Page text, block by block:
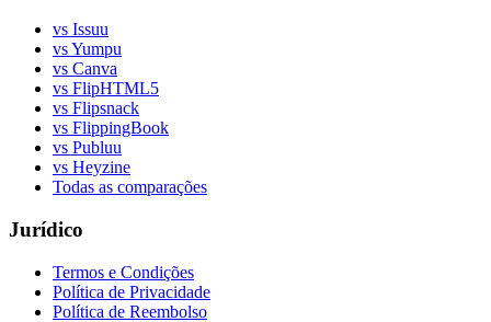
vs Issuu
vs Yumpu
vs Canva
vs FlipHTML5
vs Flipsnack
vs FlippingBook
vs Publuu
vs Heyzine
Todas as comparações
Jurídico
Termos e Condições
Política de Privacidade
Política de Reembolso